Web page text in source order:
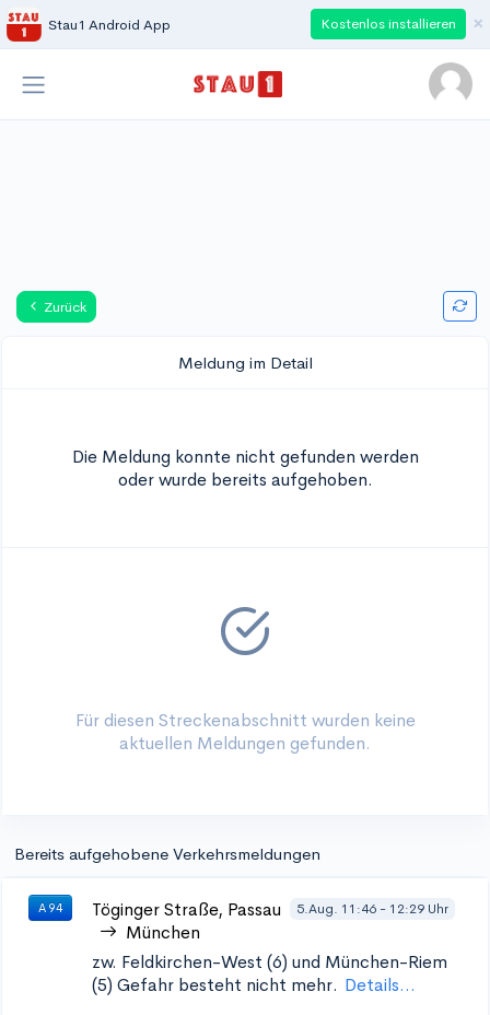
Stau1 Android App Kostenlos installieren ×
Zurück
Meldung im Detail
Die Meldung konnte nicht gefunden werden
oder wurde bereits aufgehoben.
Für diesen Streckenabschnitt wurden keine
aktuellen Meldungen gefunden.
Bereits aufgehobene Verkehrsmeldungen
A 94
Töginger Straße, Passau
München
5.Aug. 11:46 - 12:29 Uhr
zw. Feldkirchen-West (6) und München-Riem
(5) Gefahr besteht nicht mehr. Details...